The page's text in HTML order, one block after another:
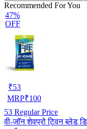
Recommended For You
47%
OFF
₹53
MRP₹100
53 Regular Price
वी-जॉन शेवप्रो ट्विन ब्लेड